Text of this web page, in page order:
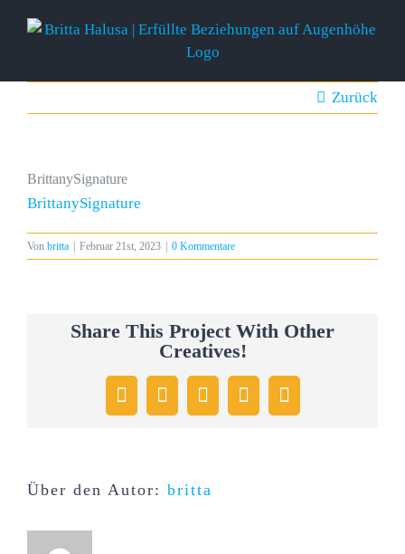
Inhalt
Zurück
BrittanySignature
BrittanySignature
Von britta | Februar 21st, 2023 | 0 Kommentare
Share This Project With Other
Creatives!
Facebook
X WhatsApp
Pinterest
E-
Über den Autor: britta